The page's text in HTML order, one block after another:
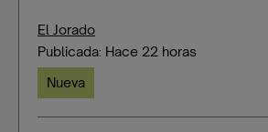
El Jorado
Publicada: Hace 22 horas
Nueva